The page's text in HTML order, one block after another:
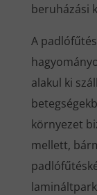
beruházási
A
alakul ki
környezet
mellett,